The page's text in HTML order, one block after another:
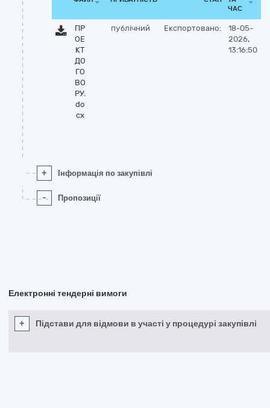
ЧАС
ПР
ОЕ
КТ
ДО
ГО
ВО
РУ.
do
cx
публічний Експортовано:
18-05-
2026,
13:16:50
+ Інформація по закупівлі
- Пропозиції
Електронні тендерні вимоги
+ Підстави для відмови в участі у процедурі закупівлі